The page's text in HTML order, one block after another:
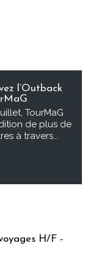
l’Outback
TourMaG
de plus de
à travers...
H/F -